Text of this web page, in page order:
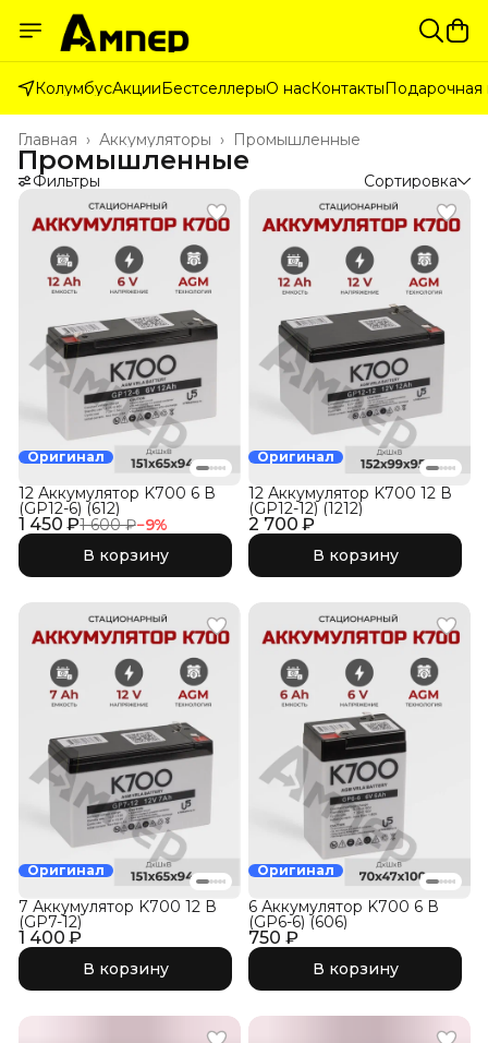
КолумбусАкцииБестселлерыО насКонтактыПодарочная
Промышленные
Аккумуляторы ›
Главная ›
Промышленные
Фильтры Сортировка
Оригинал
1 450 ₽1 600 ₽−9%
12 Аккумулятор K700 6 В
(GP12-6) (612)
В корзину
Оригинал
2 700 ₽
12 Аккумулятор K700 12 В
(GP12-12) (1212)
В корзину
Оригинал
1 400 ₽
7 Аккумулятор K700 12 В
(GP7-12)
В корзину
Оригинал
750 ₽
6 Аккумулятор K700 6 В
(GP6-6) (606)
В корзину